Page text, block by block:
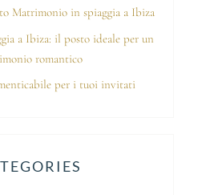
Matrimonio in spiaggia a Ibiza
a Ibiza: il posto ideale per un
romantico
per i tuoi invitati